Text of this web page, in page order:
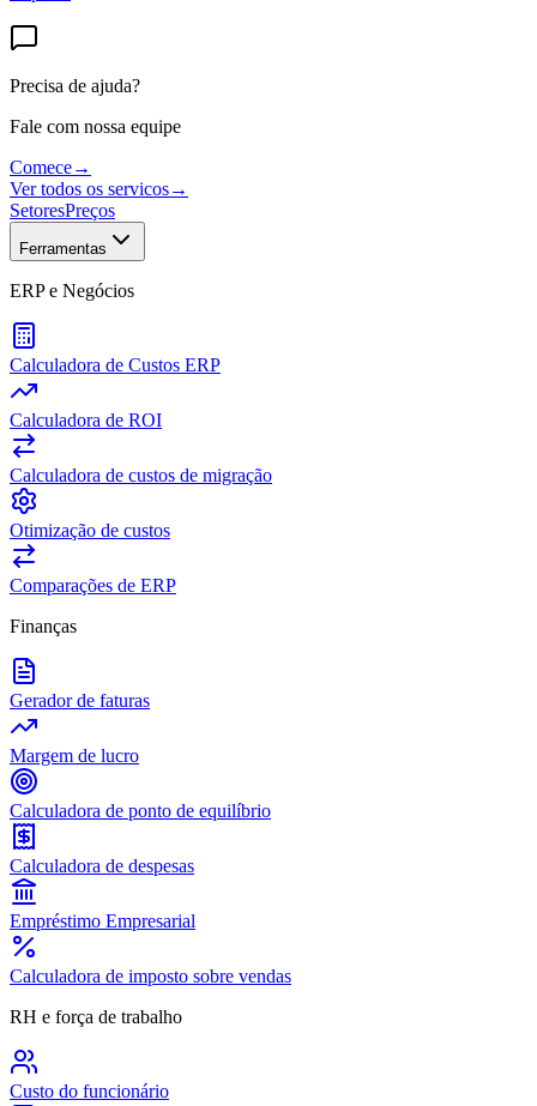
Precisa de ajuda?
Fale com nossa equipe
Comece→
Ver todos os servicos→
SetoresPreços
Ferramentas
ERP e Negócios
Calculadora de Custos ERP
Calculadora de ROI
Calculadora de custos de migração
Otimização de custos
Comparações de ERP
Finanças
Gerador de faturas
Margem de lucro
Calculadora de ponto de equilíbrio
Calculadora de despesas
Empréstimo Empresarial
Calculadora de imposto sobre vendas
RH e força de trabalho
Custo do funcionário